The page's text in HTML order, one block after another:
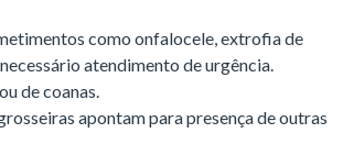
como onfalocele, extrofia de
atendimento de urgência.
de coanas.
apontam para presença de outras